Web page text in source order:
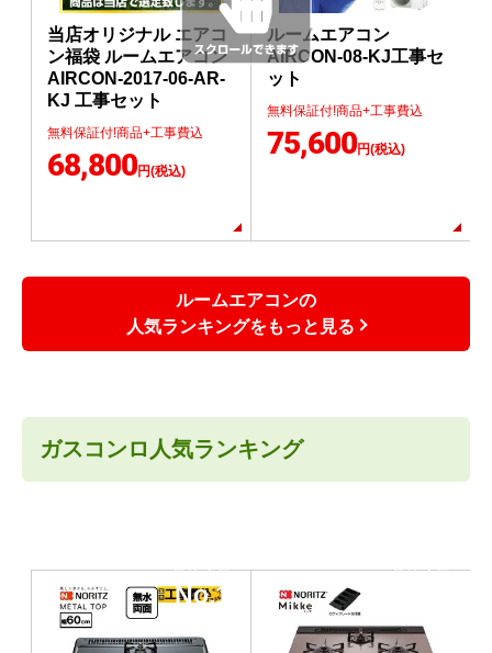
当店オリジナル エアコ
ン福袋 ルームエアコン
AIRCON-2017-06-AR-
KJ 工事セット
無料保証付!商品+工事費込
68,800円(税込)
ルームエアコン
AIRCON-08-KJ工事セ
ット
無料保証付!商品+工事費込
75,600円(税込)
ルームエアコンの
人気ランキングをもっと見る
ガスコンロ人気ランキング
当店人気
No.1
当店人気